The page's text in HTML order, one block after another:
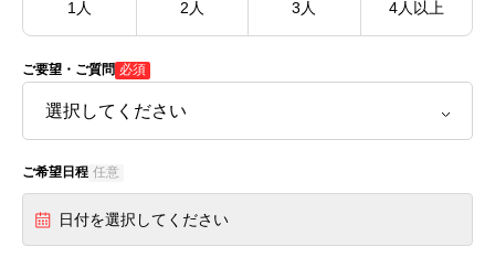
1人 2人 3人 4人以上
ご要望・ご質問 必須
ご希望日程 任意
日付を選択してください